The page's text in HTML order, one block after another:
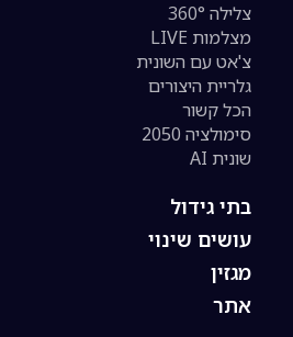
צלילה 360°
מצלמות LIVE
צ'אט עם השונית
גלריית היצורים
הכל קשור
סימולציה 2050
שונית AI
בתי גידול
עושים שינוי
מגזין
אתר